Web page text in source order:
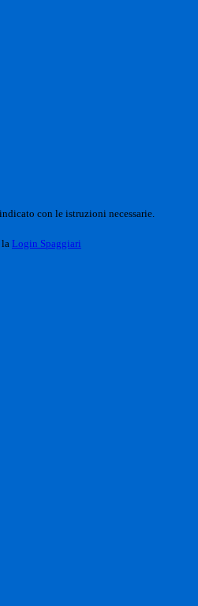
con le istruzioni necessarie.
la Login Spaggiari